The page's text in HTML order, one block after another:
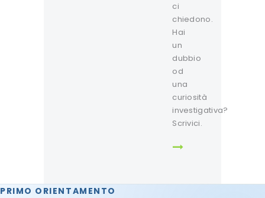
ci
chiedono.
Hai
un
dubbio
od
una
curiosità
investigativa?
Scrivici.
PRIMO ORIENTAMENTO